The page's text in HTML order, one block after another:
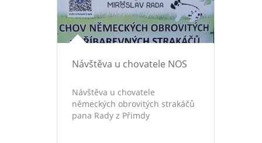
Návštěva u chovatele NOS
Návštěva u chovatele
německých obrovitých strakáčů
pana Rady z Přimdy